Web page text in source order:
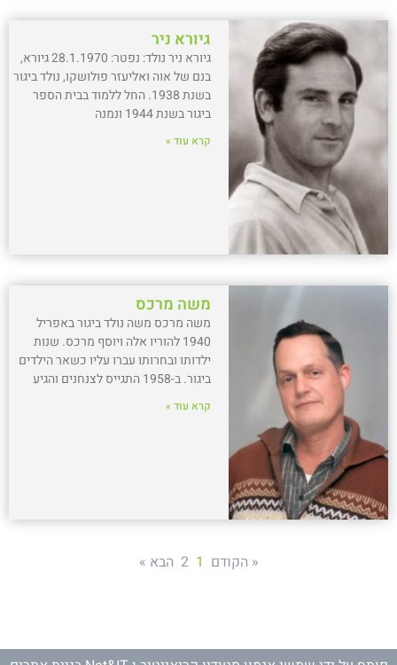
גיורא ניר
גיורא ניר נולד: נפטר: 28.1.1970 גיורא,
בנם של אוה ואליעזר פולושקו, נולד ביגור
בשנת 1938. החל ללמוד בבית הספר
ביגור בשנת 1944 ונמנה
קרא עוד »
משה מרכס
משה מרכס משה נולד ביגור באפריל
1940 להוריו אלה ויוסף מרכס. שנות
ילדותו ובחרותו עברו עליו כשאר הילדים
ביגור. ב-1958 התגייס לצנחנים והגיע
קרא עוד »
« הקודם 1
2 הבא »